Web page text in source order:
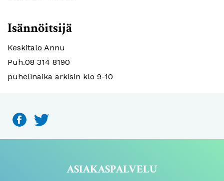
Isännöitsijä
Keskitalo Annu
Puh.08 314 8190
puhelinaika arkisin klo 9-10
ASIAKASPALVELU